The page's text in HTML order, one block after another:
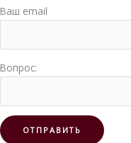
Ваш email
Вопрос: